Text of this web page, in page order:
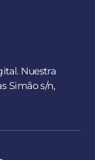
Nuestra
Simão s/n,